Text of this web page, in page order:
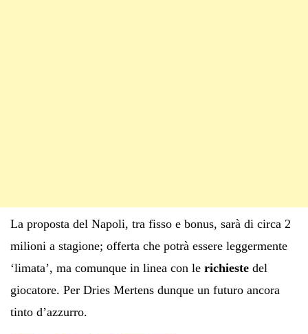
La proposta del Napoli, tra fisso e bonus, sarà di circa 2
milioni a stagione; offerta che potrà essere leggermente
‘limata’, ma comunque in linea con le richieste del
giocatore. Per Dries Mertens dunque un futuro ancora
tinto d’azzurro.